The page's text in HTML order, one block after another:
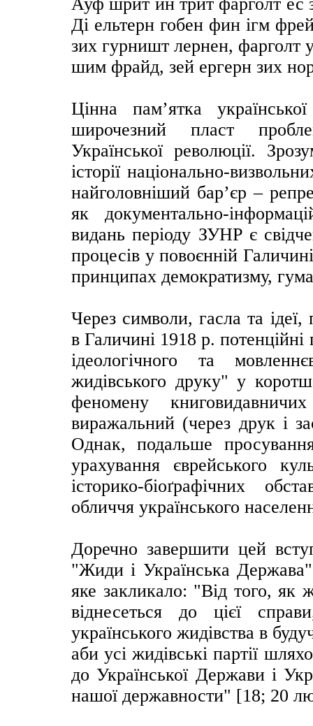
Ді ельтерн гобен фин ігм
зих гурништ лернен, фарголт
шим фрайд, зей ергерн зих
Цінна пам’ятка
широчезний пласт
Української революції.
історії національно-
найголовніший бар’єр –
як документально-
видань періоду ЗУНР є
процесів у повоєнній
принципах демократизму,
Через символи, гасла та
в Галичині 1918 р.
ідеологічного та
жидівського друку" у
феномену
виражальний (через друк і
Однак, подальше
урахування єврейського
історико-біоґрафічних
обличчя українського
Доречно завершити цей
"Жиди і Українська Держава"
яке закликало: "Від того, як
віднесеться до цієї
українського жидівства в
аби усі жидівські партії
до Української Держави і
нашої державности" [18; 20